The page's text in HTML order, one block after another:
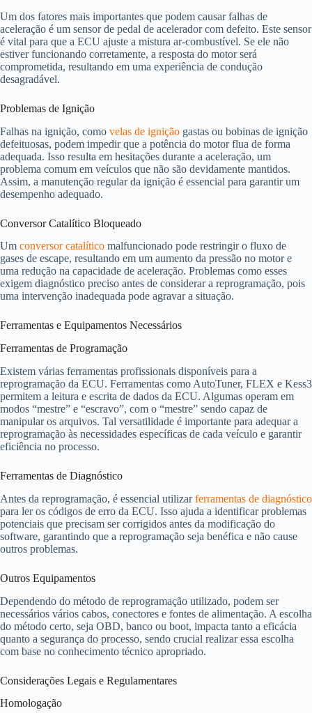
Um dos fatores mais importantes que podem causar falhas de
aceleração é um sensor de pedal de acelerador com defeito. Este sensor
é vital para que a ECU ajuste a mistura ar-combustível. Se ele não
estiver funcionando corretamente, a resposta do motor será
comprometida, resultando em uma experiência de condução
desagradável.
Problemas de Ignição
Falhas na ignição, como velas de ignição gastas ou bobinas de ignição
defeituosas, podem impedir que a potência do motor flua de forma
adequada. Isso resulta em hesitações durante a aceleração, um
problema comum em veículos que não são devidamente mantidos.
Assim, a manutenção regular da ignição é essencial para garantir um
desempenho adequado.
Conversor Catalítico Bloqueado
Um conversor catalítico malfuncionado pode restringir o fluxo de
gases de escape, resultando em um aumento da pressão no motor e
uma redução na capacidade de aceleração. Problemas como esses
exigem diagnóstico preciso antes de considerar a reprogramação, pois
uma intervenção inadequada pode agravar a situação.
Ferramentas e Equipamentos Necessários
Ferramentas de Programação
Existem várias ferramentas profissionais disponíveis para a
reprogramação da ECU. Ferramentas como AutoTuner, FLEX e Kess3
permitem a leitura e escrita de dados da ECU. Algumas operam em
modos “mestre” e “escravo”, com o “mestre” sendo capaz de
manipular os arquivos. Tal versatilidade é importante para adequar a
reprogramação às necessidades específicas de cada veículo e garantir
eficiência no processo.
Ferramentas de Diagnóstico
Antes da reprogramação, é essencial utilizarferramentas de diagnóstico
para ler os códigos de erro da ECU. Isso ajuda a identificar problemas
potenciais que precisam ser corrigidos antes da modificação do
software, garantindo que a reprogramação seja benéfica e não cause
outros problemas.
Outros Equipamentos
Dependendo do método de reprogramação utilizado, podem ser
necessários vários cabos, conectores e fontes de alimentação. A escolha
do método certo, seja OBD, banco ou boot, impacta tanto a eficácia
quanto a segurança do processo, sendo crucial realizar essa escolha
com base no conhecimento técnico apropriado.
Considerações Legais e Regulamentares
Homologação